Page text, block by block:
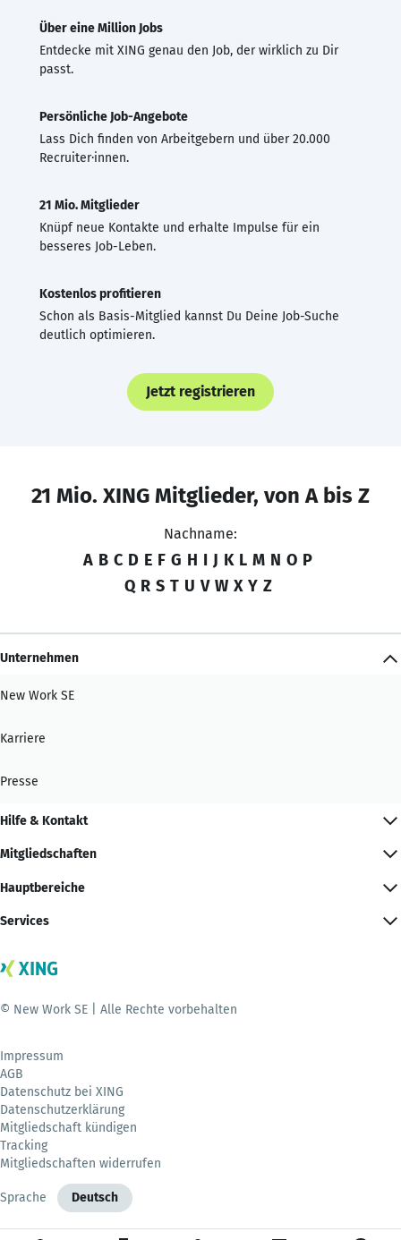
Über eine Million Jobs
Entdecke mit XING genau den Job, der wirklich zu Dir
passt.
Persönliche Job-Angebote
Lass Dich finden von Arbeitgebern und über 20.000
Recruiter·innen.
21 Mio. Mitglieder
Knüpf neue Kontakte und erhalte Impulse für ein
besseres Job-Leben.
Kostenlos profitieren
Schon als Basis-Mitglied kannst Du Deine Job-Suche
deutlich optimieren.
Jetzt registrieren
21 Mio. XING Mitglieder, von A bis Z
Nachname:
A B C D E F G H I J K L M N O P
Q R S T U V W X Y Z
Unternehmen
New Work SE
Karriere
Presse
Hilfe & Kontakt
Mitgliedschaften
Hauptbereiche
Services
© New Work SE | Alle Rechte vorbehalten
Impressum
AGB
Datenschutz bei XING
Datenschutzerklärung
Mitgliedschaft kündigen
Tracking
Mitgliedschaften widerrufen
Sprache Deutsch